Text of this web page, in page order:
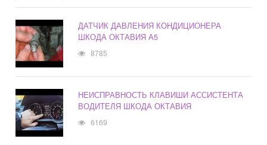
ДАТЧИК ДАВЛЕНИЯ КОНДИЦИОНЕРА
ШКОДА ОКТАВИЯ А5
8785
НЕИСПРАВНОСТЬ КЛАВИШИ АССИСТЕНТА
ВОДИТЕЛЯ ШКОДА ОКТАВИЯ
6169